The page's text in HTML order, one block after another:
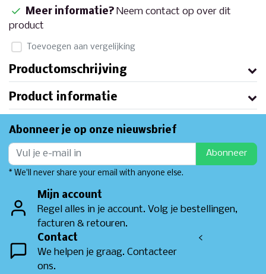
Meer informatie? Neem contact op over dit
product
Toevoegen aan vergelijking
Productomschrijving
Product informatie
Abonneer je op onze nieuwsbrief
Abonneer
* We'll never share your email with anyone else.
Mijn account
Regel alles in je account. Volg je bestellingen,
facturen & retouren.
Contact
We helpen je graag. Contacteer
ons.
<